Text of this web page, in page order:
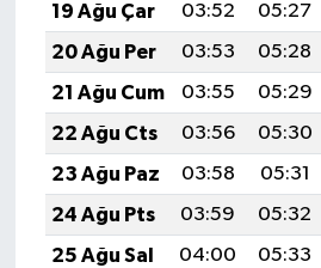
19 Ağu Çar
03:52 05:27
20 Ağu Per
03:53 05:28
21 Ağu Cum
03:55 05:29
22 Ağu Cts
03:56 05:30
23 Ağu Paz
03:58 05:31
24 Ağu Pts
03:59 05:32
25 Ağu Sal
04:00 05:33